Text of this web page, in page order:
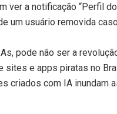
ver a notificação “Perfil
um usuário removida
pode não ser a
sites e apps piratas no
criados com IA inundam